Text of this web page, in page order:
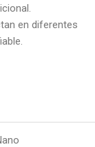
en diferentes